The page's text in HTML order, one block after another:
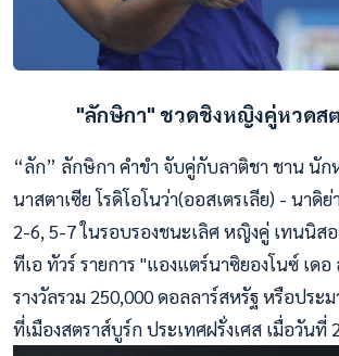
"ลักษิกา" ชวดชิงหญิงคู่หวดส
“ลัก” ลักษิกา คำขำ จับคู่กับลาติชา ชาน นั
นาสตาเซีย โรดิโอโนว่า(ออสเตรเลีย) - นาดิ
2-6, 5-7 ในรอบรองชนะเลิศ หญิงคู่ เทนนิ
ทีเอ ทัวร์ รายการ "แองแตร์นาซิยองโนซ์ เดอ
รางวัลรวม 250,000 ดอลลาร์สหรัฐ หรือปร
ที่เมืองสตราส์บูร์ก ประเทศฝรั่งเศส เมื่อวัน